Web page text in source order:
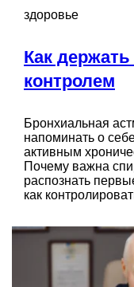
здоровье
Как
контролем
Бронхиальная
напоминать о
активным
Почему важна
распознать
как